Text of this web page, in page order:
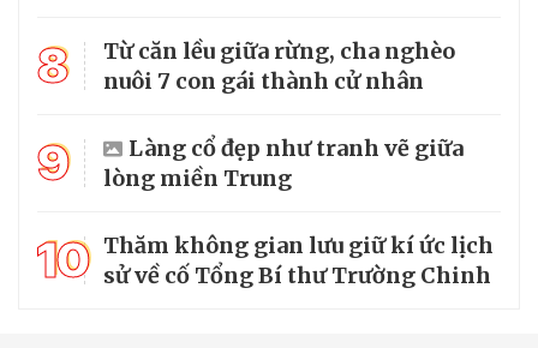
8
Từ căn lều giữa rừng, cha nghèo
nuôi 7 con gái thành cử nhân
9
Làng cổ đẹp như tranh vẽ giữa
lòng miền Trung
10 Thăm không gian lưu giữ kí ức lịch
sử về cố Tổng Bí thư Trường Chinh